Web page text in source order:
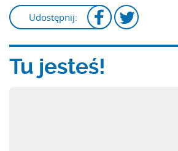
Udostępnij:
Tu jesteś!